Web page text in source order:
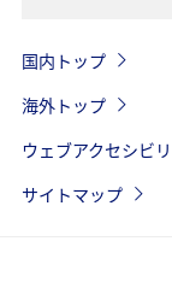
国内トップ
海外トップ
ウェブアクセシビ
サイトマップ